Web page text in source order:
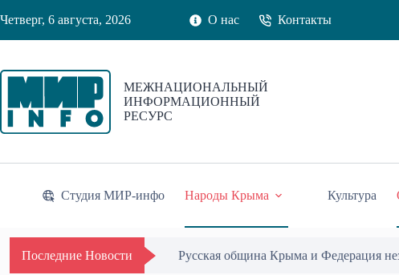
к
Четверг, 6 августа, 2026 О нас Контакты
МЕЖНАЦИОНАЛЬНЫЙ
ИНФОРМАЦИОННЫЙ
РЕСУРС
Студия МИР-инфо Народы Крыма Культура
Последние Новости Одиссей Пипия удостоен Почётного